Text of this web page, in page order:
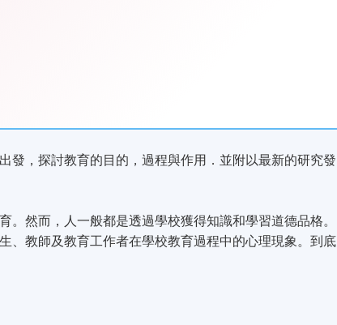
發，探討教育的目的，過程與作用．並附以最新的研究發
然而，人一般都是透過學校獲得知識和學習道德品格。
、教師及教育工作者在學校教育過程中的心理現象。到底